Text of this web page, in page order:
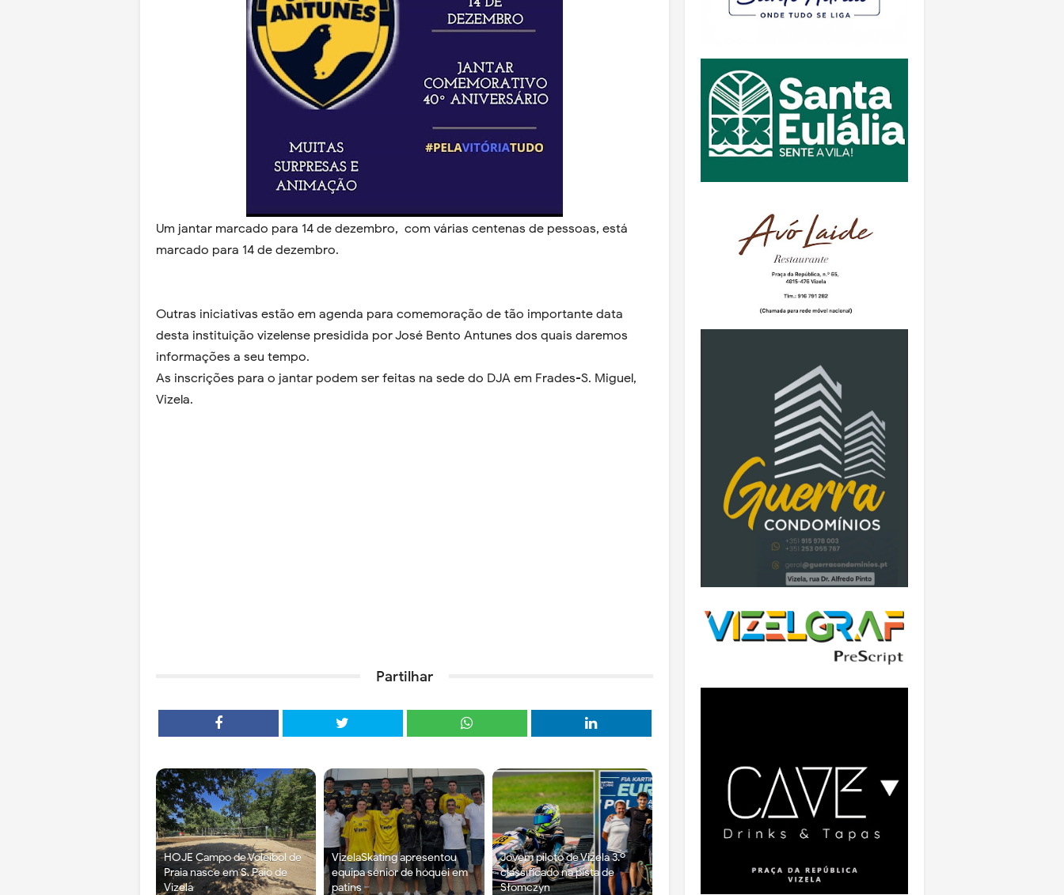
Um jantar marcado para 14 de dezembro, com várias centenas de pessoas, está
marcado para 14 de dezembro.
Outras iniciativas estão em agenda para comemoração de tão importante data
desta instituição vizelense presidida por José Bento Antunes dos quais daremos
informações a seu tempo.
As inscrições para o jantar podem ser feitas na sede do DJA em Frades-S. Miguel,
Vizela.
Partilhar
HOJE Campo de Voleibol de
Praia nasce em S. Paio de
Vizela
VizelaSkating apresentou
equipa sénior de hóquei em
patins
Jovem piloto de Vizela 3.º
classificado na pista de
Słomczyn